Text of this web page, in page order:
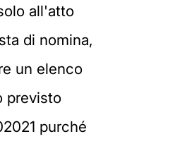
all'atto
di nomina,
un elenco
previsto
purché